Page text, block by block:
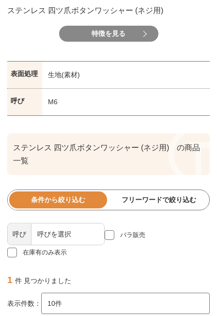
ステンレス 四ツ爪ボタンワッシャー (ネジ用)
特徴を見る
表面処理 生地(素材)
呼び M6
ステンレス 四ツ爪ボタンワッシャー (ネジ用) の商品
一覧
条件から絞り込む フリーワードで絞り込む
呼び バラ販売
在庫有のみ表示
1 件 見つかりました
表示件数：